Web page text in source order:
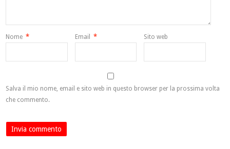
Nome * Email * Sito web
Salva il mio nome, email e sito web in questo browser per la prossima volta
che commento.